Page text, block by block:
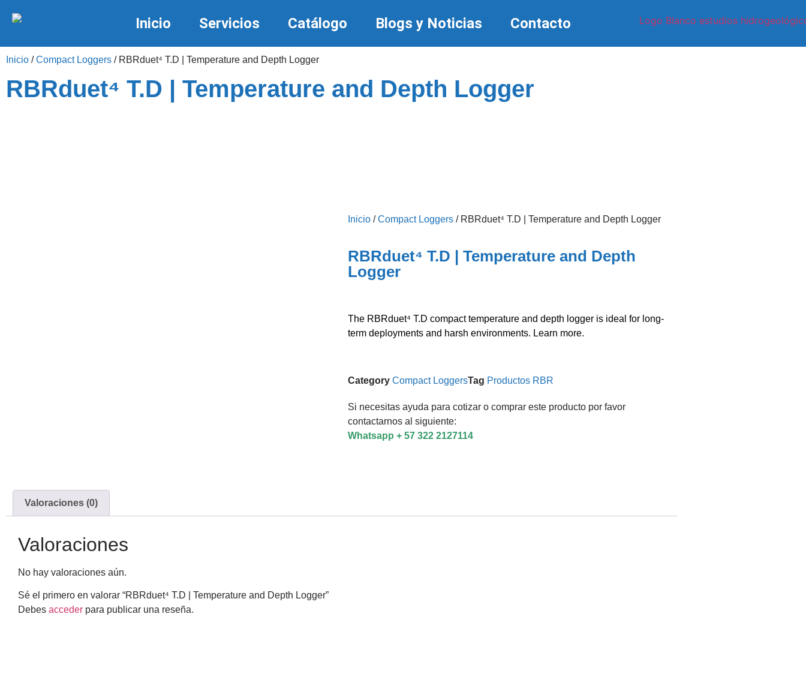
Inicio Servicios Catálogo Blogs y Noticias Contacto
Inicio /Compact Loggers / RBRduet⁴ T.D | Temperature and Depth Logger
RBRduet⁴ T.D | Temperature and Depth Logger
Inicio /Compact Loggers / RBRduet⁴ T.D | Temperature and Depth Logger
RBRduet⁴ T.D | Temperature and Depth
Logger
The RBRduet⁴ T.D compact temperature and depth logger is ideal for long-
term deployments and harsh environments. Learn more.
Category Compact LoggersTag Productos RBR
Si necesitas ayuda para cotizar o comprar este producto por favor
contactarnos al siguiente:
Whatsapp + 57 322 2127114
Valoraciones (0)
Valoraciones
No hay valoraciones aún.
Sé el primero en valorar “RBRduet⁴ T.D | Temperature and Depth Logger”
Debes acceder para publicar una reseña.